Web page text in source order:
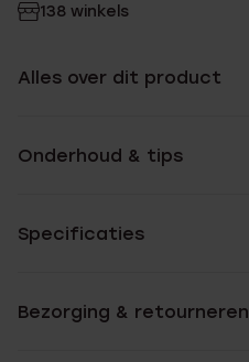
138 winkels
Alles over dit product
Onderhoud & tips
Specificaties
Bezorging & retourneren